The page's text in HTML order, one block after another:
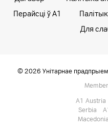
Перайсці ў А1
Для
© 2026 Унітарнае
A1 Austria
Serbia
Macedonia